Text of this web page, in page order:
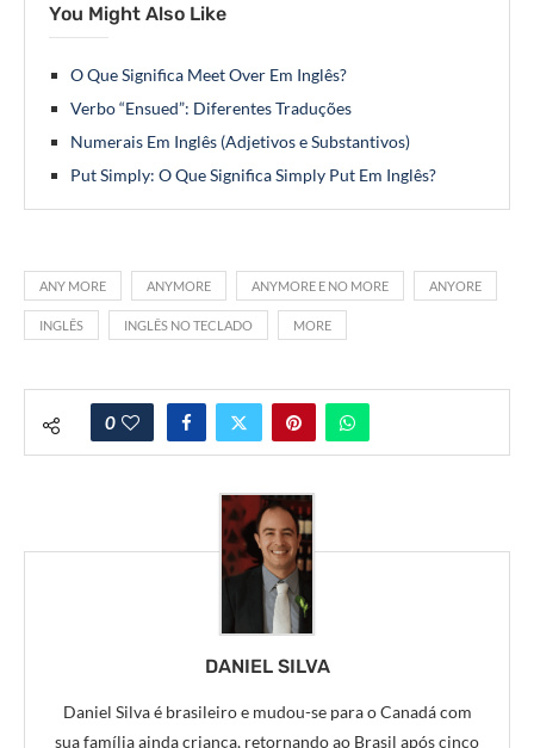
You Might Also Like
O Que Significa Meet Over Em Inglês?
Verbo “Ensued”: Diferentes Traduções
Numerais Em Inglês (Adjetivos e Substantivos)
Put Simply: O Que Significa Simply Put Em Inglês?
ANY MORE ANYMORE ANYMORE E NO MORE ANYORE
INGLÊS INGLÊS NO TECLADO MORE
0
DANIEL SILVA
Daniel Silva é brasileiro e mudou-se para o Canadá com
sua família ainda criança, retornando ao Brasil após cinco